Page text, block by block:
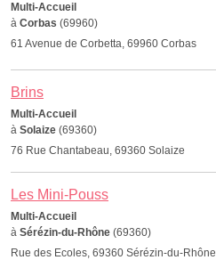
Multi-Accueil
à Corbas (69960)
61 Avenue de Corbetta, 69960 Corbas
Brins
Multi-Accueil
à Solaize (69360)
76 Rue Chantabeau, 69360 Solaize
Les Mini-Pouss
Multi-Accueil
à Sérézin-du-Rhône (69360)
Rue des Ecoles, 69360 Sérézin-du-Rhône